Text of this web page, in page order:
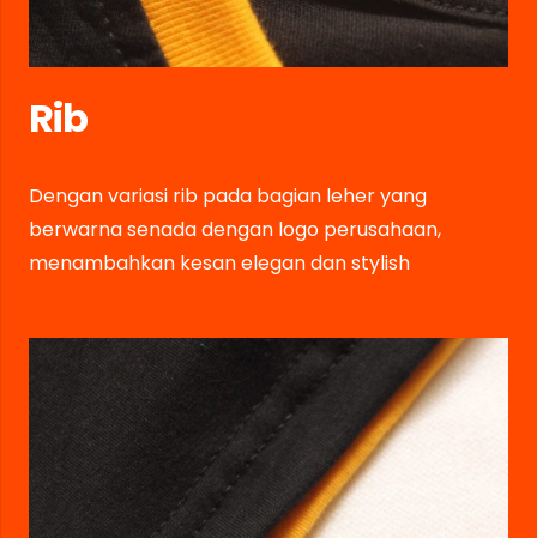
Rib
Dengan variasi rib pada bagian leher yang
berwarna senada dengan logo perusahaan,
menambahkan kesan elegan dan stylish